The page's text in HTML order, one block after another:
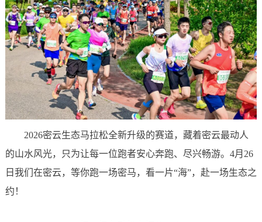
2026密云生态马拉松全新升级的赛道，藏着密云最动人
的山水风光，只为让每一位跑者安心奔跑、尽兴畅游。4月26
日我们在密云，等你跑一场密马，看一片“海”，赴一场生态之
约！